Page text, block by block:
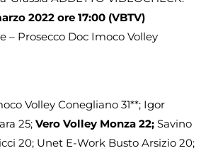
2022 ore 17:00 (VBTV)
– Prosecco Doc Imoco Volley
Volley Conegliano 31**; Igor
25; Vero Volley Monza 22; Savino
20; Unet E-Work Busto Arsizio 20;